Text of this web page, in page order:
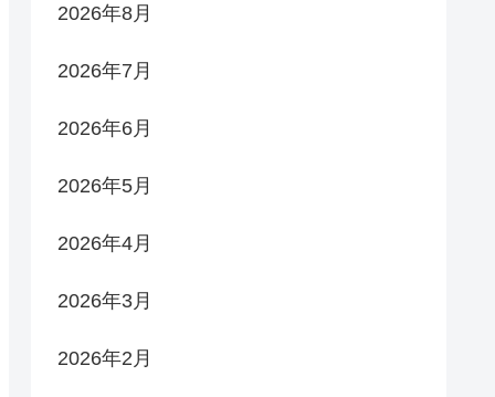
2026年8月
2026年7月
2026年6月
2026年5月
2026年4月
2026年3月
2026年2月